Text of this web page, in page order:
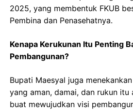
2025, yang membentuk FKUB
Pembina dan Penasehatnya.
Kenapa Kerukunan Itu Penting
Pembangunan?
Bupati Maesyal juga
yang aman, damai, dan rukun itu
buat mewujudkan visi